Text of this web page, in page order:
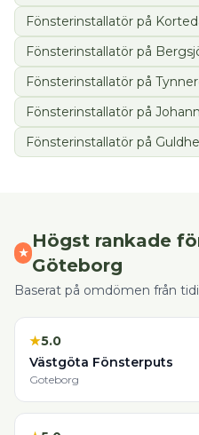
Fönsterinstallatör på
Fönsterinstallatör på
Fönsterinstallatör på
Fönsterinstallatör på
Fönsterinstallatör på
★
Högst rankade
Göteborg
Baserat på omdömen från
★5.0
Västgöta Fönsterputs
Goteborg